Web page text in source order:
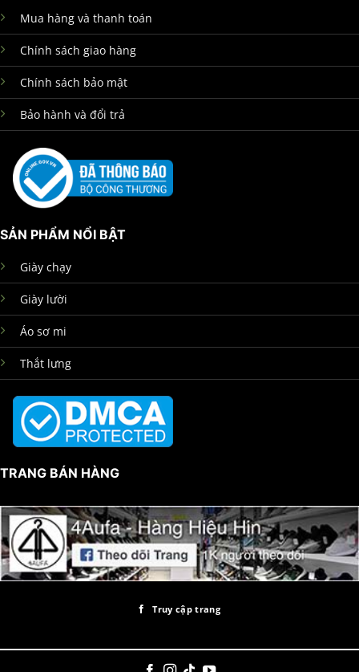
Mua hàng và thanh toán
Chính sách giao hàng
Chính sách bảo mật
Bảo hành và đổi trả
SẢN PHẨM NỔI BẬT
Giày chạy
Giày lười
Áo sơ mi
Thắt lưng
TRANG BÁN HÀNG
Truy cập trang